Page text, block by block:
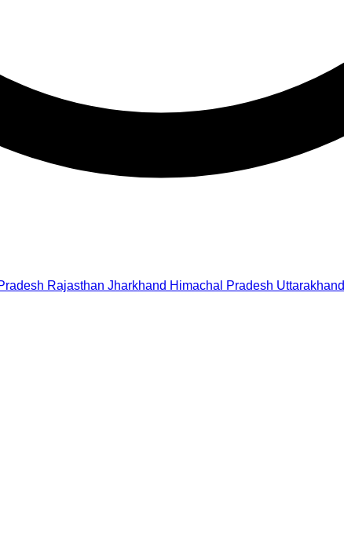
Rajasthan Jharkhand Himachal Pradesh Uttarakhand